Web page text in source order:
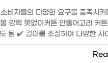
자들의 다양한 요구를 충족시
강력 못없이커튼 안뚤어고리
됨 ✔️ 길이를 조절하여 다양한 사